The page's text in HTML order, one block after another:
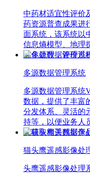
中药材适宜性评价
药资源普查成果进
面系统，该系统以
信息熵模型、地理
准化处理，评价过
多源数据管理系统
多源数据管理系统
数据，提供了丰富
分发体系、灵活的
持等，以便业务人
及获取相关数据产
猫头鹰遥感影像处
头鹰遥感影像处理